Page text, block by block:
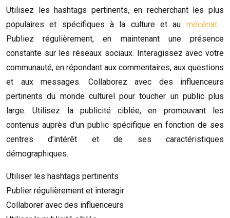
Utilisez les hashtags pertinents, en recherchant les plus
populaires et spécifiques à la culture et au mécénat.
Publiez régulièrement, en maintenant une présence
constante sur les réseaux sociaux. Interagissez avec votre
communauté, en répondant aux commentaires, aux questions
et aux messages. Collaborez avec des influenceurs
pertinents du monde culturel pour toucher un public plus
large. Utilisez la publicité ciblée, en promouvant les
contenus auprès d’un public spécifique en fonction de ses
centres d’intérêt et de ses caractéristiques
démographiques.
Utiliser les hashtags pertinents
Publier régulièrement et interagir
Collaborer avec des influenceurs